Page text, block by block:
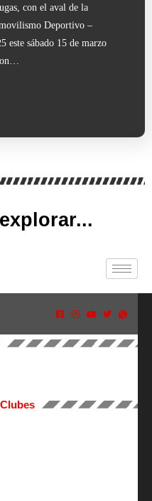
con el aval de la
Deportivo –
este sábado 15 de marzo